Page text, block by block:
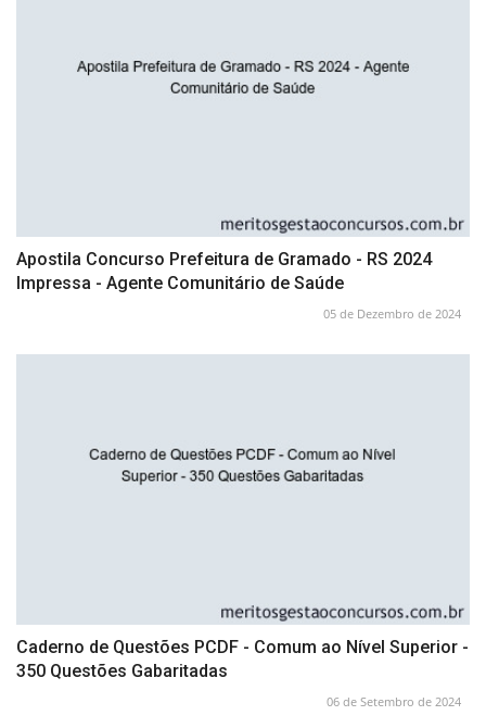
Apostila Concurso Prefeitura de Gramado - RS 2024
Impressa - Agente Comunitário de Saúde
05 de Dezembro de 2024
Caderno de Questões PCDF - Comum ao Nível Superior -
350 Questões Gabaritadas
06 de Setembro de 2024